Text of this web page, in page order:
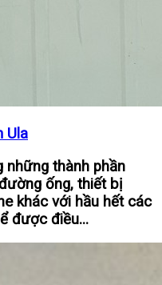
Ula
những thành phần
ống, thiết bị
khác với hầu hết các
được điều...